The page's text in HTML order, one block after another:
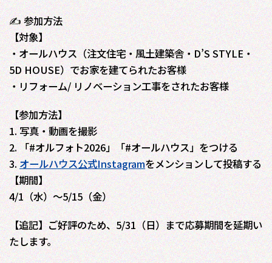
✍ 参加方法
【対象】
・オールハウス（注文住宅・風土建築舎・D’S STYLE・
5D HOUSE）でお家を建てられたお客様
・リフォーム/ リノベーション工事をされたお客様
【参加方法】
1. 写真・動画を撮影
2. 「#オルフォト2026」「#オールハウス」をつける
3.オールハウス公式Instagramをメンションして投稿する
【期間】
4/1（水）〜5/15（金）
【追記】ご好評のため、5/31（日）まで応募期間を延期い
たします。